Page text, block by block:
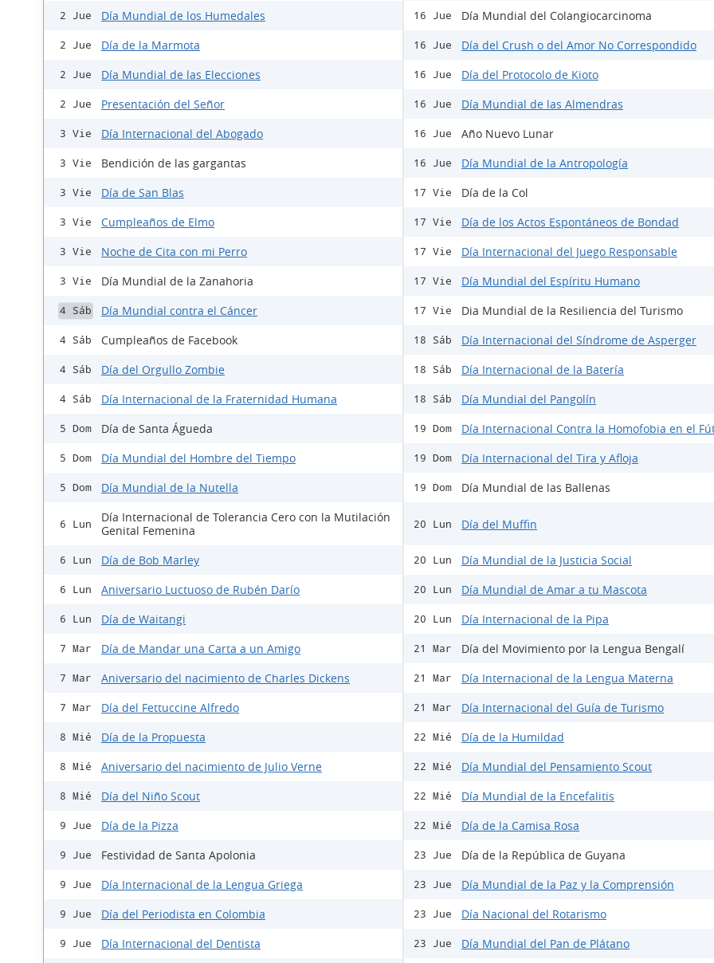
2 Jue Día Mundial de los Humedales
2 Jue Día de la Marmota
2 Jue Día Mundial de las Elecciones
2 Jue Presentación del Señor
3 Vie Día Internacional del Abogado
3 Vie Bendición de las gargantas
3 Vie Día de San Blas
3 Vie Cumpleaños de Elmo
3 Vie Noche de Cita con mi Perro
3 Vie Día Mundial de la Zanahoria
4 Sáb Día Mundial contra el Cáncer
4 Sáb Cumpleaños de Facebook
4 Sáb Día del Orgullo Zombie
4 Sáb Día Internacional de la Fraternidad Humana
5 Dom Día de Santa Águeda
5 Dom Día Mundial del Hombre del Tiempo
5 Dom Día Mundial de la Nutella
6 Lun
Día Internacional de Tolerancia Cero con la Mutilación
Genital Femenina
6 Lun Día de Bob Marley
6 Lun Aniversario Luctuoso de Rubén Darío
6 Lun Día de Waitangi
7 Mar Día de Mandar una Carta a un Amigo
7 Mar Aniversario del nacimiento de Charles Dickens
7 Mar Día del Fettuccine Alfredo
8 Mié Día de la Propuesta
8 Mié Aniversario del nacimiento de Julio Verne
8 Mié Día del Niño Scout
9 Jue Día de la Pizza
9 Jue Festividad de Santa Apolonia
9 Jue Día Internacional de la Lengua Griega
9 Jue Día del Periodista en Colombia
9 Jue Día Internacional del Dentista
16 Jue Día Mundial del Colangiocarcinoma
16 Jue Día del Crush o del Amor No Correspondido
16 Jue Día del Protocolo de Kioto
16 Jue Día Mundial de las Almendras
16 Jue Año Nuevo Lunar
16 Jue Día Mundial de la Antropología
17 Vie Día de la Col
17 Vie Día de los Actos Espontáneos de Bondad
17 Vie Día Internacional del Juego Responsable
17 Vie Día Mundial del Espíritu Humano
17 Vie Dia Mundial de la Resiliencia del Turismo
18 Sáb Día Internacional del Síndrome de Asperger
18 Sáb Día Internacional de la Batería
18 Sáb Día Mundial del Pangolín
19 Dom Día Internacional Contra la Homofobia en el
19 Dom Día Internacional del Tira y Afloja
19 Dom Día Mundial de las Ballenas
20 Lun Día del Muffin
20 Lun Día Mundial de la Justicia Social
20 Lun Día Mundial de Amar a tu Mascota
20 Lun Día Internacional de la Pipa
21 Mar Día del Movimiento por la Lengua Bengalí
21 Mar Día Internacional de la Lengua Materna
21 Mar Día Internacional del Guía de Turismo
22 Mié Día de la Humildad
22 Mié Día Mundial del Pensamiento Scout
22 Mié Día Mundial de la Encefalitis
22 Mié Día de la Camisa Rosa
23 Jue Día de la República de Guyana
23 Jue Día Mundial de la Paz y la Comprensión
23 Jue Día Nacional del Rotarismo
23 Jue Día Mundial del Pan de Plátano